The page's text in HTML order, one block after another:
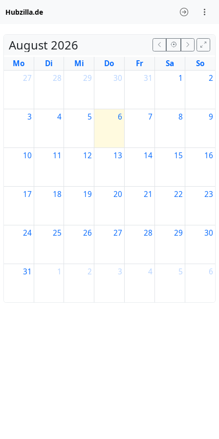
Hubzilla.de
August 2026
Mo Di Mi Do Fr Sa
So
27
28 29 30 31 1 2
3 4 5 6 7 8 9
10 11 12 13 14 15 16
17 18 19 20 21 22 23
24 25 26 27 28 29 30
31 1 2 3 4 5 6